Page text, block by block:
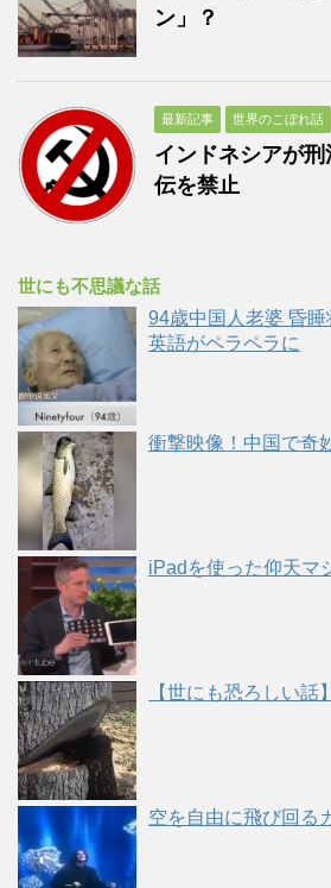
ン」？
最新記事 世界のこぼれ話
インドネシアが
伝を禁止
世にも不思議な話
94歳中国人老婆 昏
英語がペラペラに
衝撃映像！中国で奇
iPadを使った仰天マ
【世にも恐ろしい話
空を自由に飛び回る